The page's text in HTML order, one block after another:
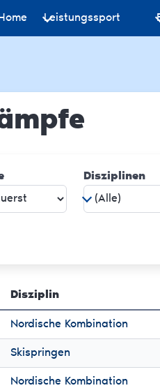
Home Leistungssport
Disziplinen
Disziplin
Nordische Kombination
Skispringen
Nordische Kombination